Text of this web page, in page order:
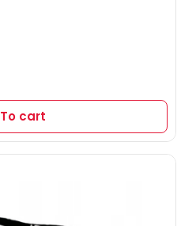
To cart